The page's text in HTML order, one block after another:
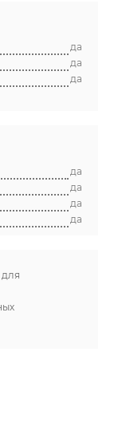
да
да
да
да
да
да
да